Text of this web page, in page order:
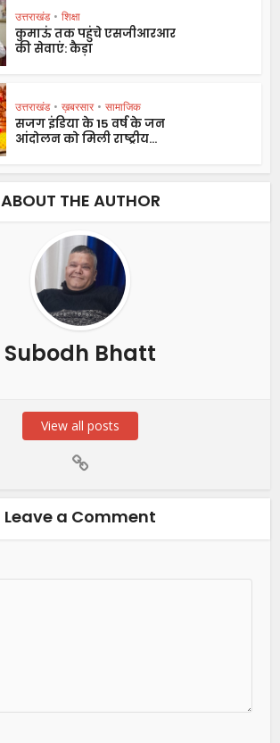
उत्तराखंड • शिक्षा
कुमाऊं तक पहुंचे एसजीआरआर
की सेवाएं: कैड़ा
उत्तराखंड • ख़बरसार • सामाजिक
सजग इंडिया के 15 वर्ष के जन
आंदोलन को मिली राष्ट्रीय...
ABOUT THE AUTHOR
Subodh Bhatt
View all posts
Leave a Comment